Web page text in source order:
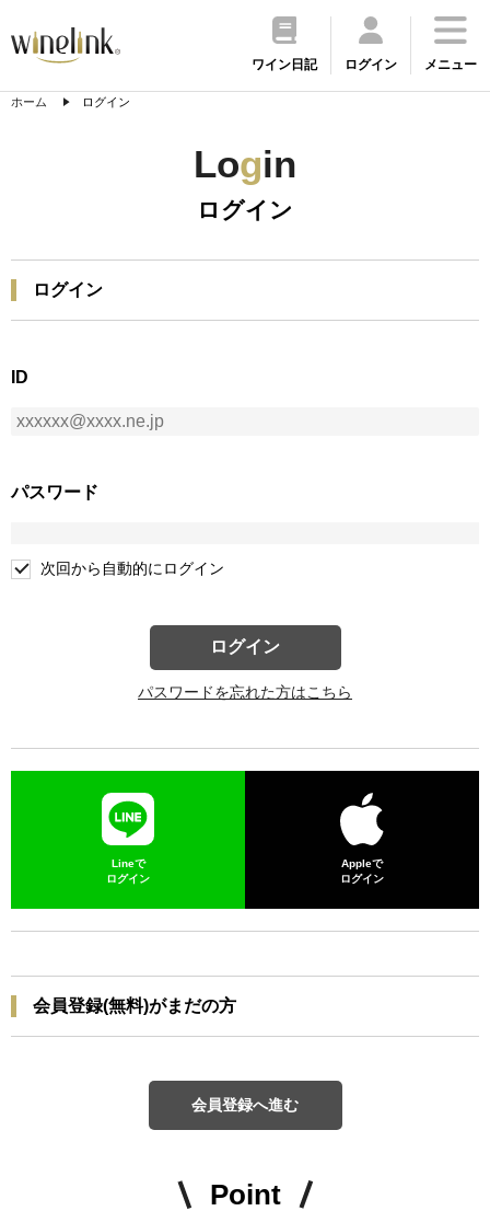
ワイン日記 ログイン メニュー
ホーム ログイン
Login
ログイン
ログイン
ID
パスワード
次回から自動的にログイン
ログイン
パスワードを忘れた方はこちら
Lineで
ログイン
Appleで
ログイン
会員登録(無料)がまだの方
会員登録へ進む
Point